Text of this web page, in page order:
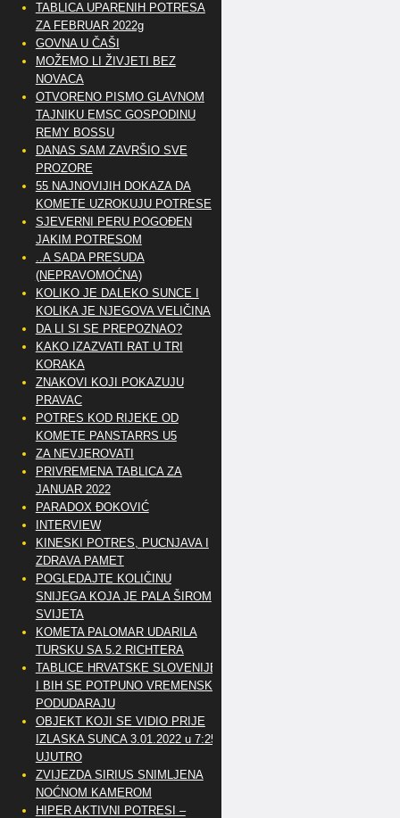
TABLICA UPARENIH POTRESA
ZA FEBRUAR 2022g
GOVNA U ČAŠI
MOŽEMO LI ŽIVJETI BEZ
NOVACA
OTVORENO PISMO GLAVNOM
TAJNIKU EMSC GOSPODINU
REMY BOSSU
DANAS SAM ZAVRŠIO SVE
PROZORE
55 NAJNOVIJIH DOKAZA DA
KOMETE UZROKUJU POTRESE
SJEVERNI PERU POGOĐEN
JAKIM POTRESOM
..A SADA PRESUDA
(NEPRAVOMOĆNA)
KOLIKO JE DALEKO SUNCE I
KOLIKA JE NJEGOVA VELIČINA
DA LI SI SE PREPOZNAO?
KAKO IZAZVATI RAT U TRI
KORAKA
ZNAKOVI KOJI POKAZUJU
PRAVAC
POTRES KOD RIJEKE OD
KOMETE PANSTARRS U5
ZA NEVJEROVATI
PRIVREMENA TABLICA ZA
JANUAR 2022
PARADOX ĐOKOVIĆ
INTERVIEW
KINESKI POTRES, PUCNJAVA I
ZDRAVA PAMET
POGLEDAJTE KOLIČINU
SNIJEGA KOJA JE PALA ŠIROM
SVIJETA
KOMETA PALOMAR UDARILA
TURSKU SA 5.2 RICHTERA
TABLICE HRVATSKE SLOVENIJE
I BIH SE POTPUNO VREMENSKI
PODUDARAJU
OBJEKT KOJI SE VIDIO PRIJE
IZLASKA SUNCA 3.01.2022 u 7:25
UJUTRO
ZVIJEZDA SIRIUS SNIMLJENA
NOĆNOM KAMEROM
HIPER AKTIVNI POTRESI –